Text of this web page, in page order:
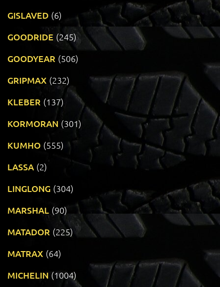
GISLAVED (6)
GOODRIDE (245)
GOODYEAR (506)
GRIPMAX (232)
KLEBER (137)
KORMORAN (301)
KUMHO (555)
LASSA (2)
LINGLONG (304)
MARSHAL (90)
MATADOR (225)
MATRAX (64)
MICHELIN (1004)